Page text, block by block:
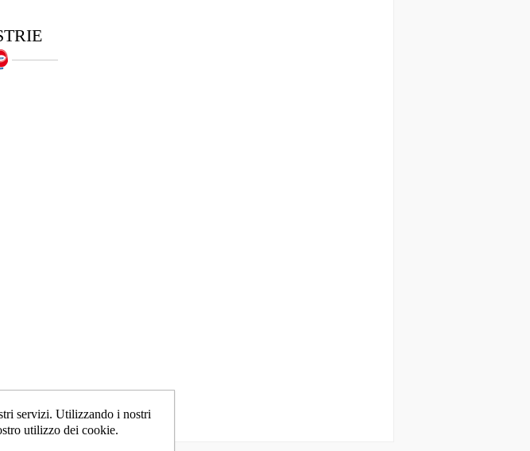
servizi. Utilizzando i nostri
utilizzo dei cookie.